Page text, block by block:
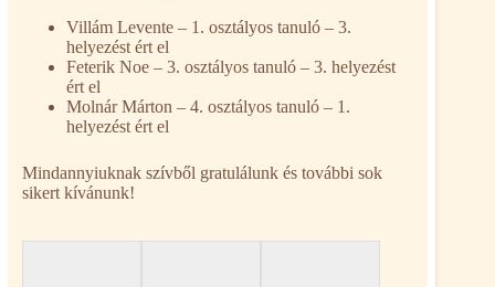
Villám Levente – 1. osztályos tanuló – 3.
helyezést ért el
Feterik Noe – 3. osztályos tanuló – 3. helyezést
ért el
Molnár Márton – 4. osztályos tanuló – 1.
helyezést ért el
Mindannyiuknak szívből gratulálunk és további sok
sikert kívánunk!